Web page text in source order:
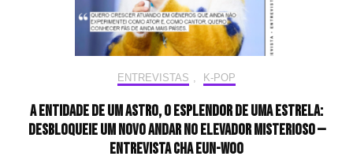
ENTREVISTAS , K-POP
A entidade de um astro, o esplendor de uma estrela:
desbloqueie um novo andar no elevador misterioso —
Entrevista CHA EUN-WOO